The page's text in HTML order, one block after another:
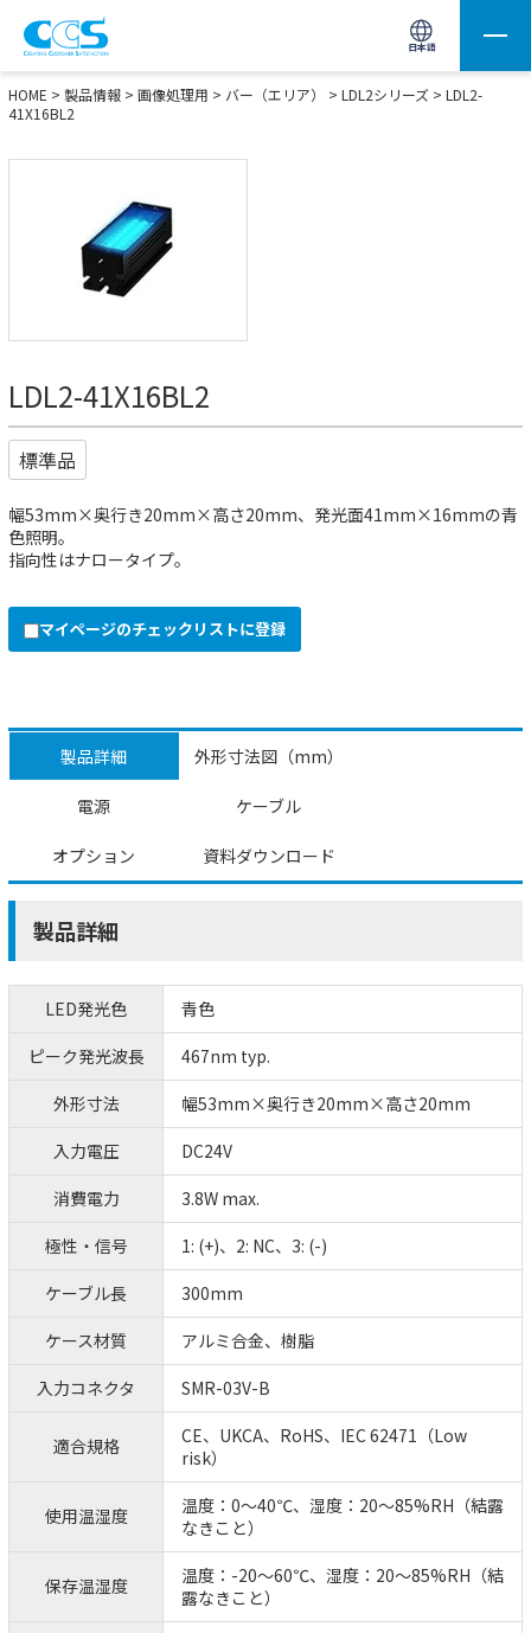
日本語
画像処理用の製品検索 サイト内検索(Enterで実行)
HOME > 製品情報 > 画像処理用 > バー（エリア） > LDL2シリーズ > LDL2-
41X16BL2
LDL2-41X16BL2
標準品
幅53mm×奥行き20mm×高さ20mm、発光面41mm×16mmの青
色照明。
指向性はナロータイプ。
マイページのチェックリストに登録
製品詳細 外形寸法図（mm）
電源 ケーブル
オプション 資料ダウンロード
製品詳細
LED発光色
青色
ピーク発光波長
467nm typ.
外形寸法
幅53mm×奥行き20mm×高さ20mm
入力電圧
DC24V
消費電力
3.8W max.
極性・信号
1: (+)、2: NC、3: (-)
ケーブル長
300mm
ケース材質
アルミ合金、樹脂
入力コネクタ
SMR-03V-B
適合規格
CE、UKCA、RoHS、IEC 62471（Low
risk）
使用温湿度
温度：0～40℃、湿度：20～85%RH（結露
なきこと）
保存温湿度
温度：-20～60℃、湿度：20～85%RH（結
露なきこと）